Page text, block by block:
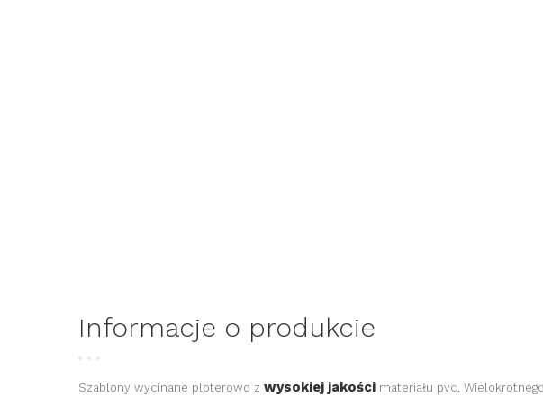
Informacje o produkcie
Szablony wycinane ploterowo z wysokiej jakości materiału pvc.